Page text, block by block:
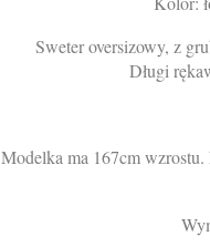
Sweter oversizowy, z
Długi
Modelka ma 167cm